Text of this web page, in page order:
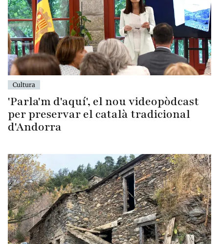
Cultura
'Parla'm d'aquí', el nou videopòdcast
per preservar el català tradicional
d'Andorra